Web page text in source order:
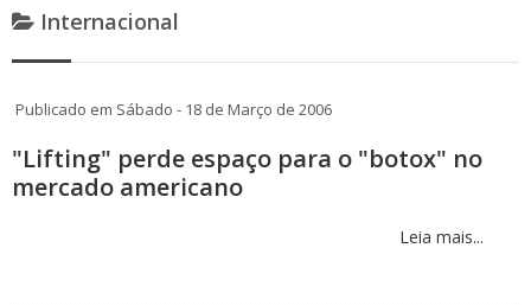
Internacional
Publicado em Sábado - 18 de Março de 2006
"Lifting" perde espaço para o "botox" no
mercado americano
Leia mais...